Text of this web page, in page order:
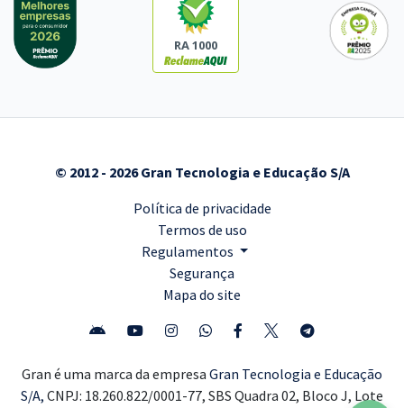
RA 1000
© 2012 - 2026 Gran Tecnologia e Educação S/A
Política de privacidade
Termos de uso
Regulamentos
Segurança
Mapa do site
Gran é uma marca da empresa Gran Tecnologia e Educação
S/A, CNPJ: 18.260.822/0001-77, SBS Quadra 02, Bloco J, Lote